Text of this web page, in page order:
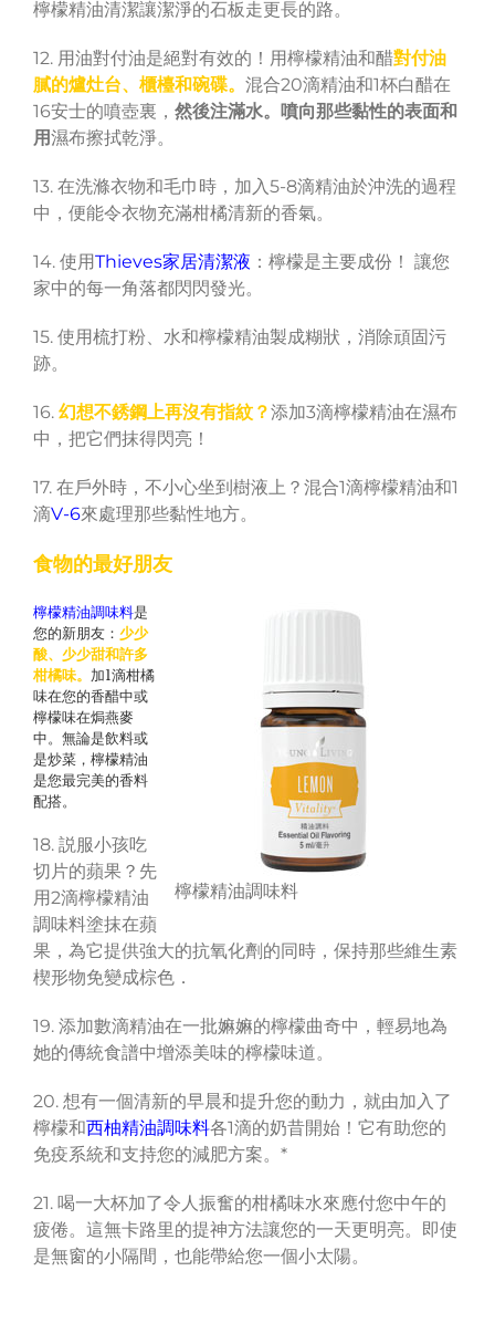
檸檬精油清潔讓潔淨的石板走更長的路。
12. 用油對付油是絕對有效的！用檸檬精油和醋對付油
膩的爐灶台、櫃檯和碗碟。 混合20滴精油和1杯白醋在
16安士的噴壺裏， 然後注滿水。噴向那些黏性的表面和
用濕布擦拭乾淨。
13. 在洗滌衣物和毛巾時，加入5-8滴精油於沖洗的過程
中，便能令衣物充滿柑橘清新的香氣。
14. 使用Thieves家居清潔液 ：檸檬是主要成份！ 讓您
家中的每一角落都閃閃發光。
15. 使用梳打粉、水和檸檬精油製成糊狀，消除頑固污
跡。
16. 幻想不銹鋼上再沒有指紋？添加3滴檸檬精油在濕布
中，把它們抹得閃亮！
17. 在戶外時，不小心坐到樹液上？混合1滴檸檬精油和1
滴V-6來處理那些黏性地方。
食物的最好朋友
檸檬精油調味料
檸檬精油調味料是
您的新朋友： 少少
酸、少少甜和許多
柑橘味。 加1滴柑橘
味在您的香醋中或
檸檬味在焗燕麥
中。無論是飲料或
是炒菜，檸檬精油
是您最完美的香料
配搭。
18. 説服小孩吃
切片的蘋果？先
用2滴檸檬精油
調味料塗抹在蘋
果，為它提供強大的抗氧化劑的同時，保持那些維生素
楔形物免變成棕色．
19. 添加數滴精油在一批嫲嫲的檸檬曲奇中，輕易地為
她的傳統食譜中增添美味的檸檬味道。
20. 想有一個清新的早晨和提升您的動力，就由加入了
檸檬和西柚精油調味料各1滴的奶昔開始！它有助您的
免疫系統和支持您的減肥方案。*
21. 喝一大杯加了令人振奮的柑橘味水來應付您中午的
疲倦。這無卡路里的提神方法讓您的一天更明亮。即使
是無窗的小隔間，也能帶給您一個小太陽。